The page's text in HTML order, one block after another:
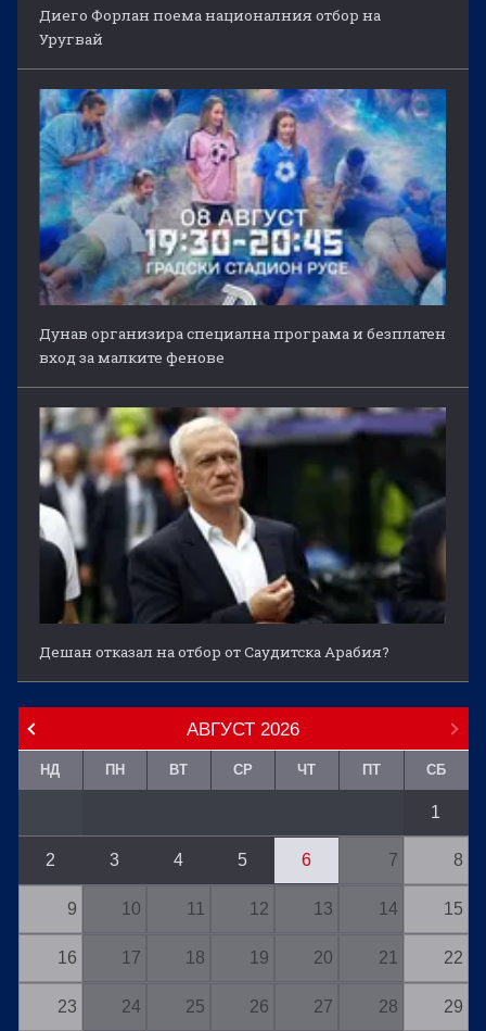
Диего Форлан поема националния отбор на
Уругвай
Дунав организира специална програма и безплатен
вход за малките фенове
Дешан отказал на отбор от Саудитска Арабия?
АВГУСТ 2026
НД ПН ВТ СР ЧТ ПТ СБ
1
2 3 4 5 6 7 8
9 10 11 12 13 14 15
16 17 18 19 20 21 22
23 24 25 26 27 28 29